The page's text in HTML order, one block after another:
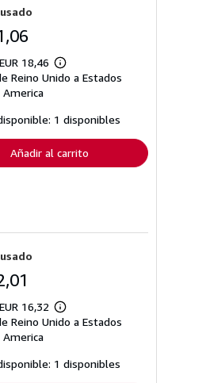
18,46
Más
información
tarifas
de
envío
Reino Unido a Estados
America
1 disponibles
Añadir al carrito
16,32
Más
información
tarifas
de
Reino Unido a Estados
America
1 disponibles